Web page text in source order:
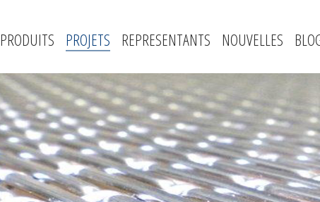
PRODUITS PROJETS REPRESENTANTS NOUVELLES